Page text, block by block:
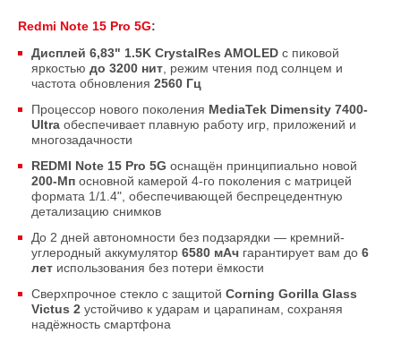
Redmi Note 15 Pro 5G:
Дисплей 6,83" 1.5K CrystalRes AMOLED с пиковой
яркостью до 3200 нит, режим чтения под солнцем и
частота обновления 2560 Гц
Процессор нового поколения MediaTek Dimensity 7400-
Ultra обеспечивает плавную работу игр, приложений и
многозадачности
REDMI Note 15 Pro 5G оснащён принципиально новой
200-Мп основной камерой 4-го поколения с матрицей
формата 1/1.4", обеспечивающей беспрецедентную
детализацию снимков
До 2 дней автономности без подзарядки — кремний-
углеродный аккумулятор 6580 мАч гарантирует вам до 6
лет использования без потери ёмкости
Сверхпрочное стекло с защитой Corning Gorilla Glass
Victus 2 устойчиво к ударам и царапинам, сохраняя
надёжность смартфона